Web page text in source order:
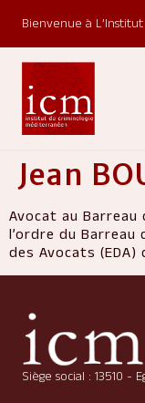
Bienvenue à
Jean
Avocat au Barreau
l’ordre du Barreau
des Avocats (EDA)
Siège social : 13510 -